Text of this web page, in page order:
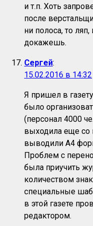
и т.п. Хоть
после
ни полоса, то
докажешь.
Сергей:
15.02.2016 в 14:32
Я пришел в
было
(персонал 4000
выходила еще
выводили А4
Проблем с
была приучить
количеством
специальные
в этой газете
редактором.